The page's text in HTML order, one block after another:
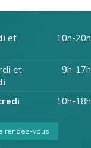
et
10h-20h
et
9h-17h
10h-18h
rendez-vous